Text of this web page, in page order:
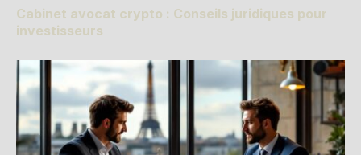
Cabinet avocat crypto : Conseils juridiques pour
investisseurs